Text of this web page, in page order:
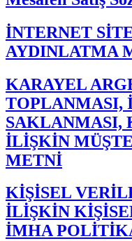
İNTERNET
AYDINLATMA
KARAYEL
TOPLANMASI,
SAKLANMASI,
İLİŞKİN
METNİ
KİŞİSEL
İLİŞKİN
İMHA